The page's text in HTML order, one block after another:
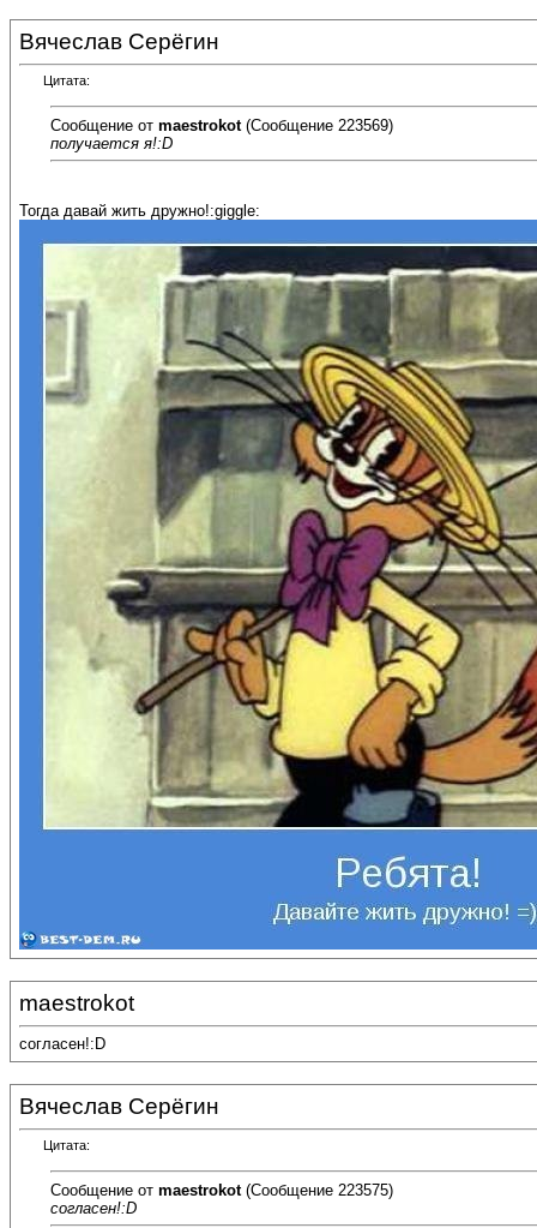
Вячеслав Серёгин
Цитата:
Сообщение от maestrokot(Сообщение 223569)
получается я!:D
Тогда давай жить дружно!:giggle:
maestrokot
согласен!:D
Вячеслав Серёгин
Цитата:
Сообщение от maestrokot(Сообщение 223575)
согласен!:D